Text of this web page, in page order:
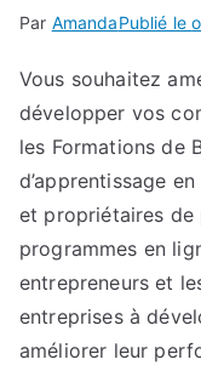
Par AmandaPublié le
Vous souhaitez
développer vos
les Formations de
d’apprentissage
et propriétaires de
programmes en
entrepreneurs et
entreprises à
améliorer leur